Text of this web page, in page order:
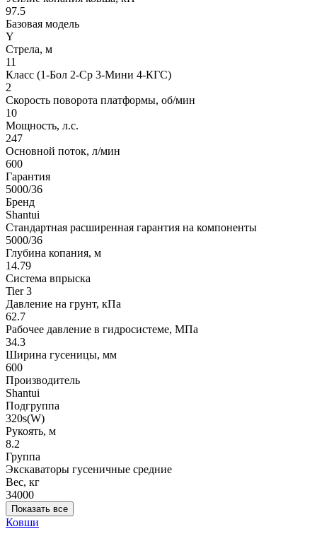
97.5
Базовая модель
Y
Стрела, м
11
Класс (1-Бол 2-Ср 3-Мини 4-КГС)
2
Скорость поворота платформы, об/мин
10
Мощность, л.с.
247
Основной поток, л/мин
600
Гарантия
5000/36
Бренд
Shantui
Стандартная расширенная гарантия на компоненты
5000/36
Глубина копания, м
14.79
Система впрыска
Tier 3
Давление на грунт, кПа
62.7
Рабочее давление в гидросистеме, МПа
34.3
Ширина гусеницы, мм
600
Производитель
Shantui
Подгруппа
320s(W)
Рукоять, м
8.2
Группа
Экскаваторы гусеничные средние
Вес, кг
34000
Показать все
Ковши